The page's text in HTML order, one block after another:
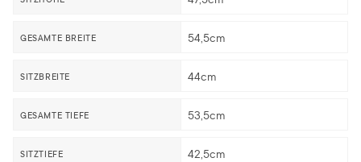
GESAMTE BREITE 54,5cm
SITZBREITE 44cm
GESAMTE TIEFE 53,5cm
SITZTIEFE 42,5cm